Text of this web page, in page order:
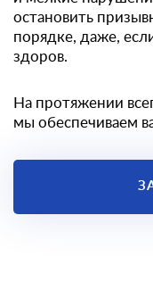
остановить
порядке, даже,
здоров.
На протяжении
мы обеспечиваем